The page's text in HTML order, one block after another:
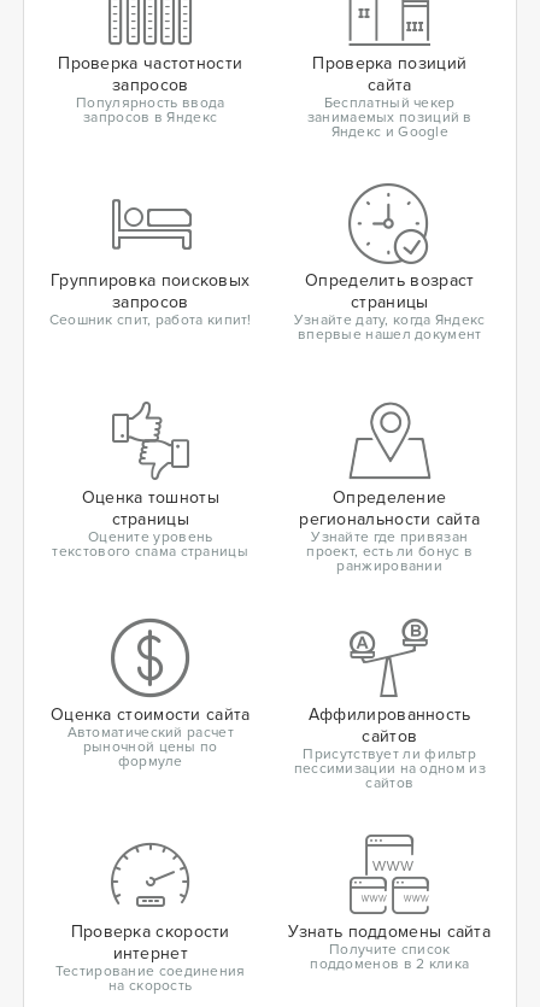
Проверка частотности
запросов
Популярность ввода
запросов в Яндекс
Проверка позиций
сайта
Бесплатный чекер
занимаемых позиций в
Яндекс и Google
Группировка поисковых
запросов
Сеошник спит, работа кипит!
Определить возраст
страницы
Узнайте дату, когда Яндекс
впервые нашел документ
Оценка тошноты
страницы
Оцените уровень
текстового спама страницы
Определение
региональности сайта
Узнайте где привязан
проект, есть ли бонус в
ранжировании
Оценка стоимости сайта
Автоматический расчет
рыночной цены по
формуле
Аффилированность
сайтов
Присутствует ли фильтр
пессимизации на одном из
сайтов
Проверка скорости
интернет
Тестирование соединения
на скорость
Узнать поддомены сайта
Получите список
поддоменов в 2 клика